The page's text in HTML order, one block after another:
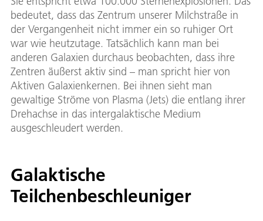
bedeutet, dass das Zentrum unserer Milchstraße in
der Vergangenheit nicht immer ein so ruhiger Ort
war wie heutzutage. Tatsächlich kann man bei
anderen Galaxien durchaus beobachten, dass ihre
Zentren äußerst aktiv sind – man spricht hier von
Aktiven Galaxienkernen. Bei ihnen sieht man
gewaltige Ströme von Plasma (Jets) die entlang ihrer
Drehachse in das intergalaktische Medium
ausgeschleudert werden.
Galaktische
Teilchenbeschleuniger